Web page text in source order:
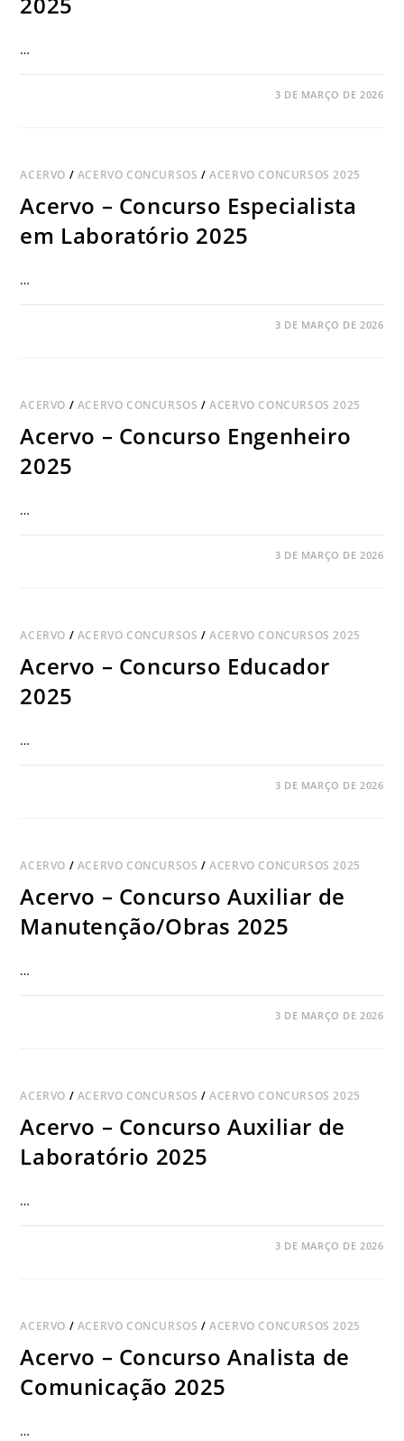
…
3 DE MARÇO DE 2026
ACERVO / ACERVO CONCURSOS /ACERVO CONCURSOS 2025
Acervo – Concurso Especialista
em Laboratório 2025
…
3 DE MARÇO DE 2026
ACERVO / ACERVO CONCURSOS /ACERVO CONCURSOS 2025
Acervo – Concurso Engenheiro
2025
…
3 DE MARÇO DE 2026
ACERVO / ACERVO CONCURSOS /ACERVO CONCURSOS 2025
Acervo – Concurso Educador
2025
…
3 DE MARÇO DE 2026
ACERVO / ACERVO CONCURSOS /ACERVO CONCURSOS 2025
Acervo – Concurso Auxiliar de
Manutenção/Obras 2025
…
3 DE MARÇO DE 2026
ACERVO / ACERVO CONCURSOS /ACERVO CONCURSOS 2025
Acervo – Concurso Auxiliar de
Laboratório 2025
…
3 DE MARÇO DE 2026
ACERVO / ACERVO CONCURSOS /ACERVO CONCURSOS 2025
Acervo – Concurso Analista de
Comunicação 2025
…